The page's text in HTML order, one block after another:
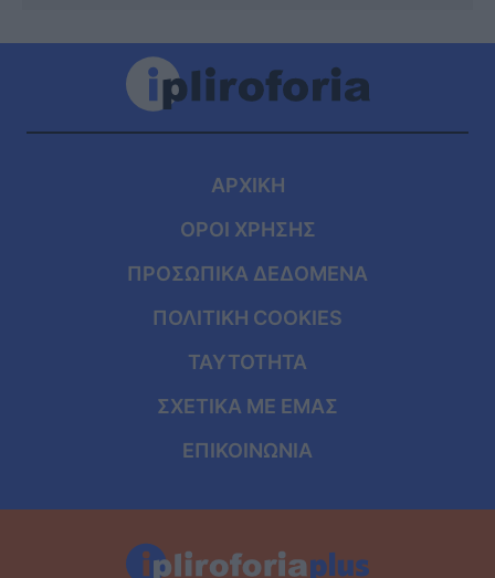
ΑΡΧΙΚΗ
ΟΡΟΙ ΧΡΗΣΗΣ
ΠΡΟΣΩΠΙΚΑ ΔΕΔΟΜΕΝΑ
ΠΟΛΙΤΙΚΗ COOKIES
ΤΑΥΤΟΤΗΤΑ
ΣΧΕΤΙΚΑ ΜΕ ΕΜΑΣ
ΕΠΙΚΟΙΝΩΝΙΑ